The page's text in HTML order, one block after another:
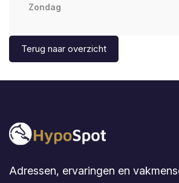
Zondag
Terug naar overzicht
Adressen, ervaringen en